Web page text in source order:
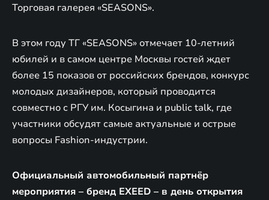
Торговая галерея «SEASONS».
В этом году ТГ «SEASONS» отмечает 10-летний
юбилей и в самом центре Москвы гостей ждет
более 15 показов от российских брендов, конкурс
молодых дизайнеров, который проводится
совместно с РГУ им. Косыгина и public talk, где
участники обсудят самые актуальные и острые
вопросы Fashion-индустрии.
Официальный автомобильный партнёр
мероприятия – бренд EXEED – в день открытия